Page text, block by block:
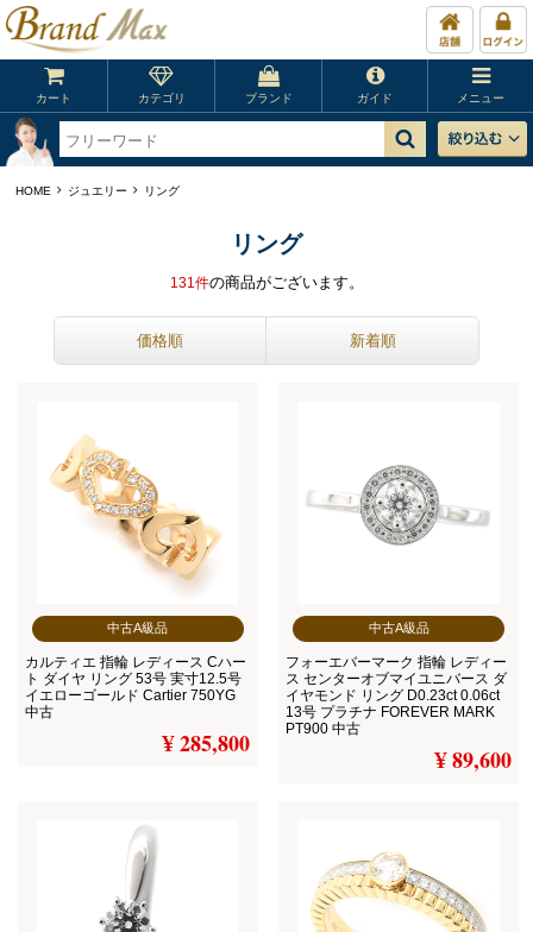
カート カテゴリ ブランド ガイド メニュー
HOME ジュエリー リング
リング
131 件の商品がございます。
価格順 新着順
中古A級品
カルティエ 指輪 レディース Cハー
ト ダイヤ リング 53号 実寸12.5号
イエローゴールド Cartier 750YG
中古
¥ 285,800
中古A級品
フォーエバーマーク 指輪 レディー
ス センターオブマイユニバース ダ
イヤモンド リング D0.23ct 0.06ct
13号 プラチナ FOREVER MARK
PT900 中古
¥ 89,600